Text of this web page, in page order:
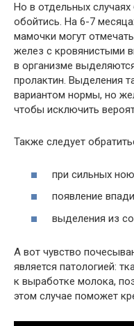
Но в отдельных
обойтись. На 6-7
мамочки могут
желез с кровянистыми
в организме
пролактин. Выделения
вариантом нормы, но
чтобы исключить
Также следует
при сильных
появление
выделения из
А вот чувство
является патологией:
к выработке молока,
этом случае поможет